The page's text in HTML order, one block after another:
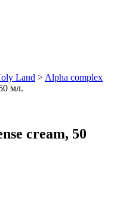
Land > Alpha complex
мл.
cream, 50